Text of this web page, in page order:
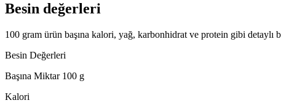
Besin değerleri
100 gram ürün başına kalori, yağ, karbonhidrat ve protein gibi detaylı
Besin Değerleri
Başına Miktar100 g
Kalori